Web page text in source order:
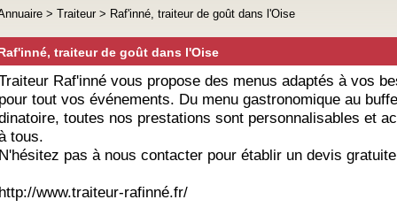
> Traiteur> Raf'inné, traiteur de goût dans l'Oise
traiteur de goût dans l'Oise
Raf'inné vous propose des menus adaptés à vos
tout vos événements. Du menu gastronomique au
toutes nos prestations sont personnalisables et
tous.
pas à nous contacter pour établir un devis
www.traiteur-rafinné.fr/